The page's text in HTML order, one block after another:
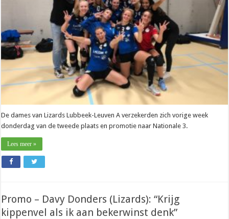
was
te
laag
voor
deze
ploeg”
De dames van Lizards Lubbeek-Leuven A verzekerden zich vorige week
donderdag van de tweede plaats en promotie naar Nationale 3.
Lees meer »
Promo – Davy Donders (Lizards): “Krijg
kippenvel als ik aan bekerwinst denk”